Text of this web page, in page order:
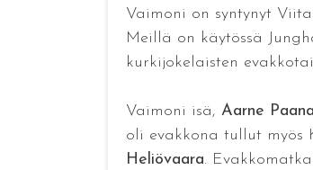
Vaimoni on syntynyt
Meillä on käytössä
kurkijokelaisten
Vaimoni isä, Aarne
oli evakkona tullut myös
Heliövaara.